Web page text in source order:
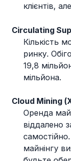
клієнтів,
Circulating
Кількість
ринку.
19,8
мільйона.
Cloud Mining
Оренда
віддалено
майнінгу